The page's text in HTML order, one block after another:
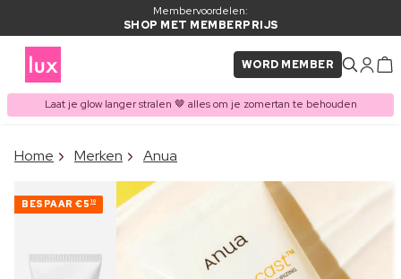
Membervoordelen:
SHOP MET MEMBERPRIJS
WORD MEMBER
Laat je glow langer stralen 🤎 alles om je zomertan te behouden
ITEM TOEGEVOEGD AAN
WINKELMAND
Home Merken Anua
BESPAAR €5 10